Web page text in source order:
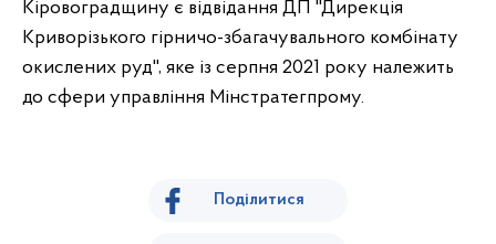
Кіровоградщину є відвідання ДП "Дирекція
Криворізького гірничо-збагачувального комбінату
окислених руд", яке із серпня 2021 року належить
до сфери управління Мінстратегпрому.
Поділитися